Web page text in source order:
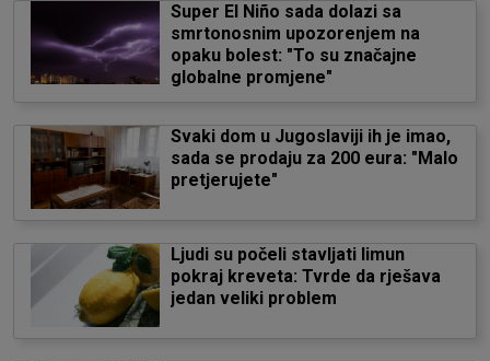
Super El Niño sada dolazi sa
smrtonosnim upozorenjem na
opaku bolest: "To su značajne
globalne promjene"
Svaki dom u Jugoslaviji ih je imao,
sada se prodaju za 200 eura: "Malo
pretjerujete"
Ljudi su počeli stavljati limun
pokraj kreveta: Tvrde da rješava
jedan veliki problem